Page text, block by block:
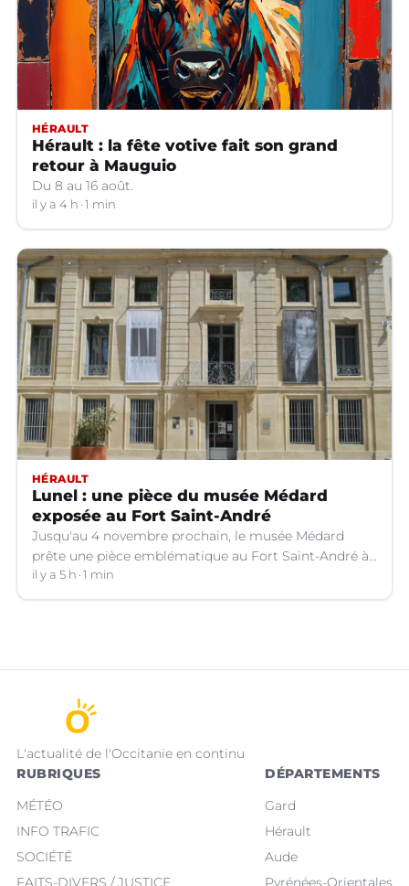
HÉRAULT
Hérault : la fête votive fait son grand
retour à Mauguio
Du 8 au 16 août.
il y a 4 h 1 min
HÉRAULT
Lunel : une pièce du musée Médard
exposée au Fort Saint-André
Jusqu'au 4 novembre prochain, le musée Médard
prête une pièce emblématique au Fort Saint-André à
Villeneuve-lez-Avignon (Gard).
il y a 5 h 1 min
L'actualité de l'Occitanie en continu
RUBRIQUES
MÉTÉO
INFO TRAFIC
SOCIÉTÉ
FAITS-DIVERS / JUSTICE
DÉPARTEMENTS
Gard
Hérault
Aude
Pyrénées-Orientales